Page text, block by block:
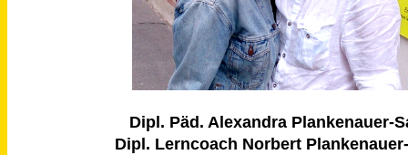
Dipl. Päd. Alexandra Plankenauer-
Dipl. Lerncoach Norbert